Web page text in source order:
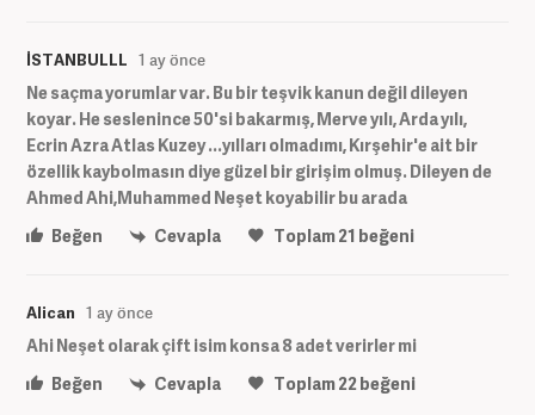
İSTANBULLL 1 ay önce
Ne saçma yorumlar var. Bu bir teşvik kanun değil dileyen
koyar. He seslenince 50'si bakarmış, Merve yılı, Arda yılı,
Ecrin Azra Atlas Kuzey ...yılları olmadımı, Kırşehir'e ait bir
özellik kaybolmasın diye güzel bir girişim olmuş. Dileyen de
Ahmed Ahi,Muhammed Neşet koyabilir bu arada
Beğen
Cevapla Toplam21 beğeni
Alican 1 ay önce
Ahi Neşet olarak çift isim konsa 8 adet verirler mi
Beğen
Cevapla Toplam22beğeni